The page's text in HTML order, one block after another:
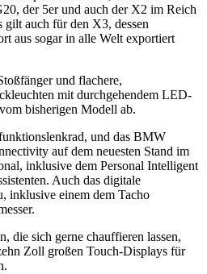
der 5er und auch der X2 im Reich
auch für den X3, dessen
aus sogar in alle Welt exportiert
und flachere,
mit durchgehendem LED-
bisherigen Modell ab.
und das BMW
auf dem neuesten Stand im
inklusive dem Personal Intelligent
Auch das digitale
inklusive einem dem Tacho
die sich gerne chauffieren lassen,
Zoll großen Touch-Displays für